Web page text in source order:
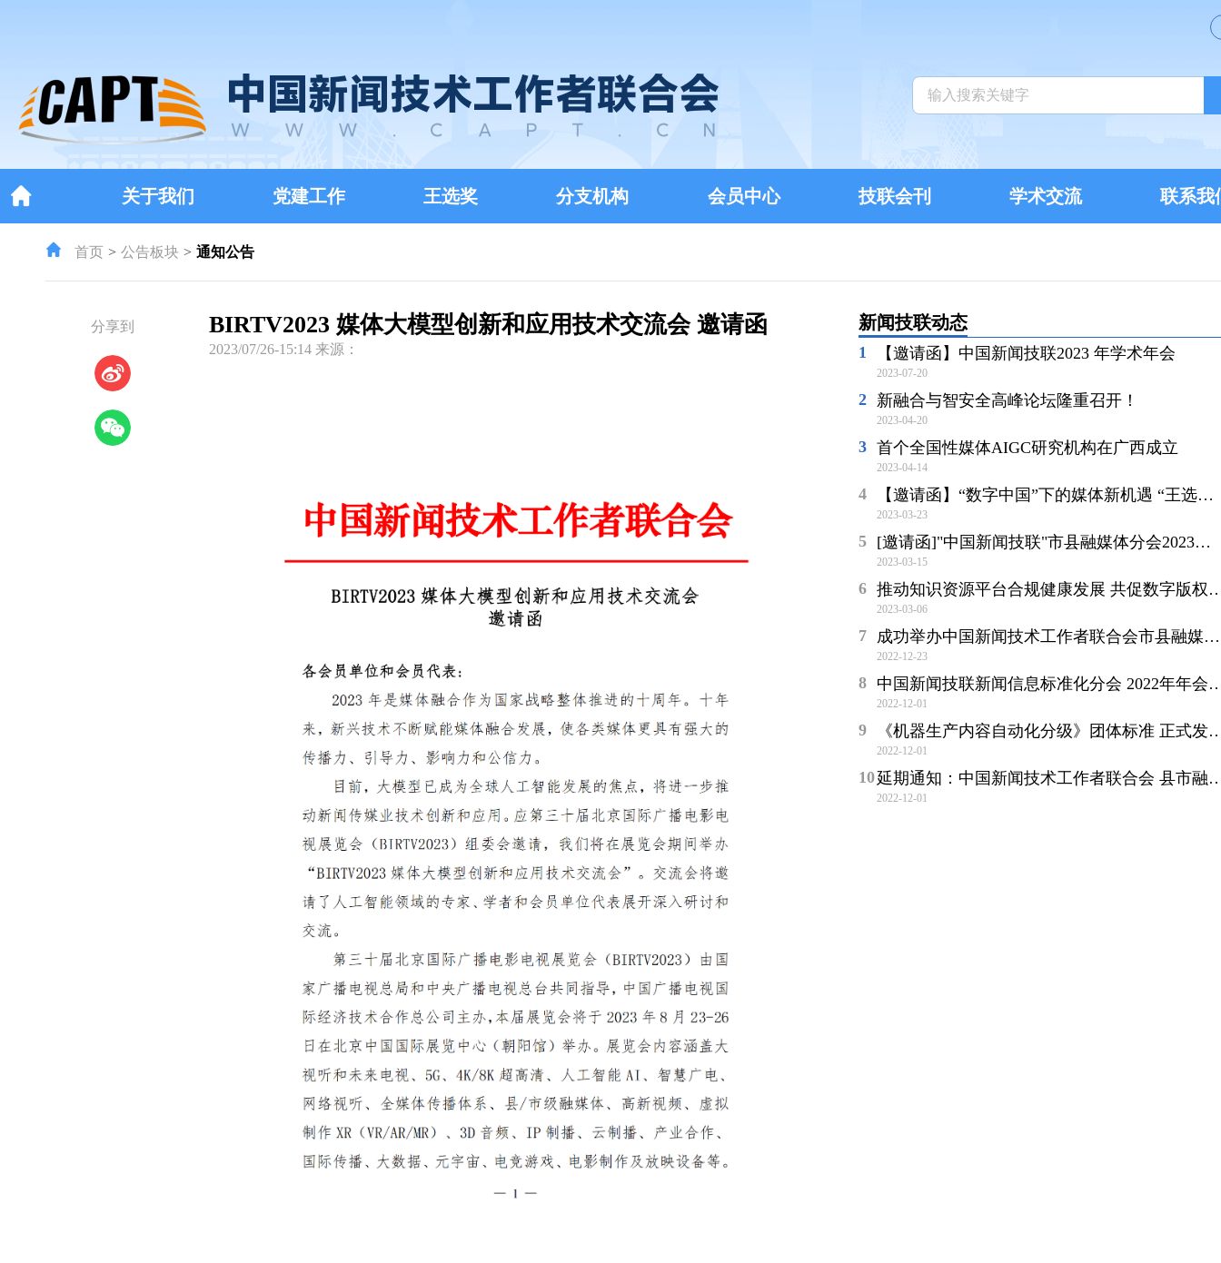
关于我们 党建工作 王选奖 分支机构 会员中心 技联会刊 学术交流 联系我
首页 公告板块 通知公告
分享到 BIRTV2023 媒体大模型创新和应用技术交流会 邀请函
2023/07/26-15:14 来源：
新闻技联动态
【邀请函】中国新闻技联2023 年学术年会
2023-07-20
新融合与智安全高峰论坛隆重召开！
2023-04-20
首个全国性媒体AIGC研究机构在广西成立
2023-04-14
【邀请函】“数字中国”下的媒体新机遇 “王选奖”获奖案例分享会暨媒体融合创新发展研讨会
2023-03-23
[邀请函]"中国新闻技联"市县融媒体分会2023年学术年会
2023-03-15
推动知识资源平台合规健康发展 共促数字版权规范化合理化
2023-03-06
成功举办中国新闻技术工作者联合会市县融媒体分会年会暨换届大会
2022-12-23
中国新闻技联新闻信息标准化分会 2022年年会成功召开
2022-12-01
《机器生产内容自动化分级》团体标准 正式发布实施
2022-12-01
延期通知：中国新闻技术工作者联合会 县市融媒体分会 2022 年学术年会暨技术交流会
2022-12-01